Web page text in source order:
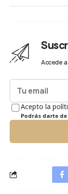
Accede
Acepto la
Podrás darte